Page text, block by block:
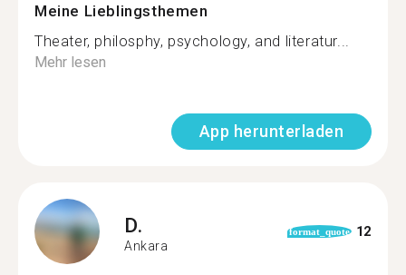
Meine Lieblingsthemen
Theater, philosphy, psychology, and literatur...
Mehr lesen
App herunterladen
D.
Ankara
format_quote 12